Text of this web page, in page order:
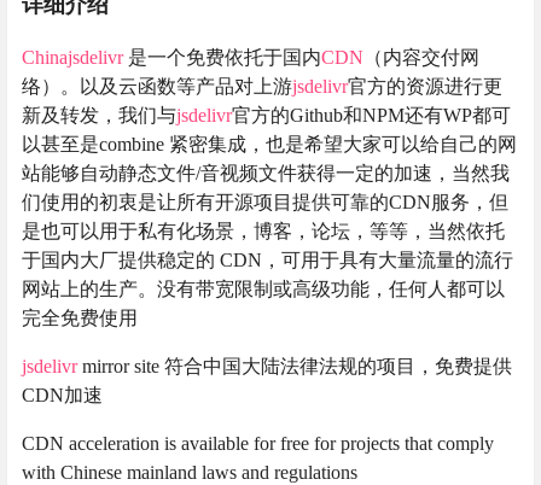
详细介绍
Chinajsdelivr是一个免费依托于国内CDN （内容交付网
络）。以及云函数等产品对上游jsdelivr官方的资源进行更
新及转发，我们与jsdelivr官方的Github和NPM还有WP都可
以甚至是combine 紧密集成，也是希望大家可以给自己的网
站能够自动静态文件/音视频文件获得一定的加速，当然我
们使用的初衷是让所有开源项目提供可靠的CDN服务，但
是也可以用于私有化场景，博客，论坛，等等，当然依托
于国内大厂提供稳定的 CDN，可用于具有大量流量的流行
网站上的生产。没有带宽限制或高级功能，任何人都可以
完全免费使用
jsdelivrmirror site 符合中国大陆法律法规的项目，免费提供
CDN加速
CDN acceleration is available for free for projects that comply
with Chinese mainland laws and regulations